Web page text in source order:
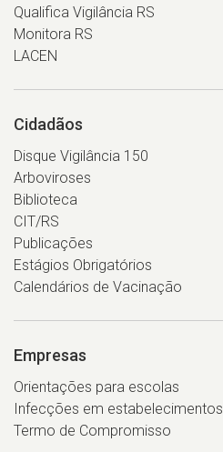
Qualifica Vigilância RS
Monitora RS
LACEN
Cidadãos
Disque Vigilância 150
Arboviroses
Biblioteca
CIT/RS
Publicações
Estágios Obrigatórios
Calendários de Vacinação
Empresas
Orientações para escolas
Infecções em estabelecimentos
Termo de Compromisso